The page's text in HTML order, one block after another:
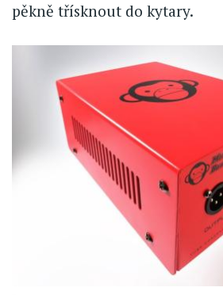
pěkně třísknout do kytary.